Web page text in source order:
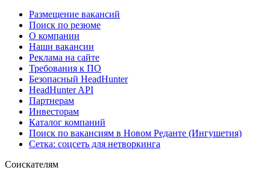
Размещение вакансий
Поиск по резюме
О компании
Наши вакансии
Реклама на сайте
Требования к ПО
Безопасный HeadHunter
HeadHunter API
Партнерам
Инвесторам
Каталог компаний
Поиск по вакансиям в Новом Реданте (Ингушетия)
Сетка: соцсеть для нетворкинга
Соискателям